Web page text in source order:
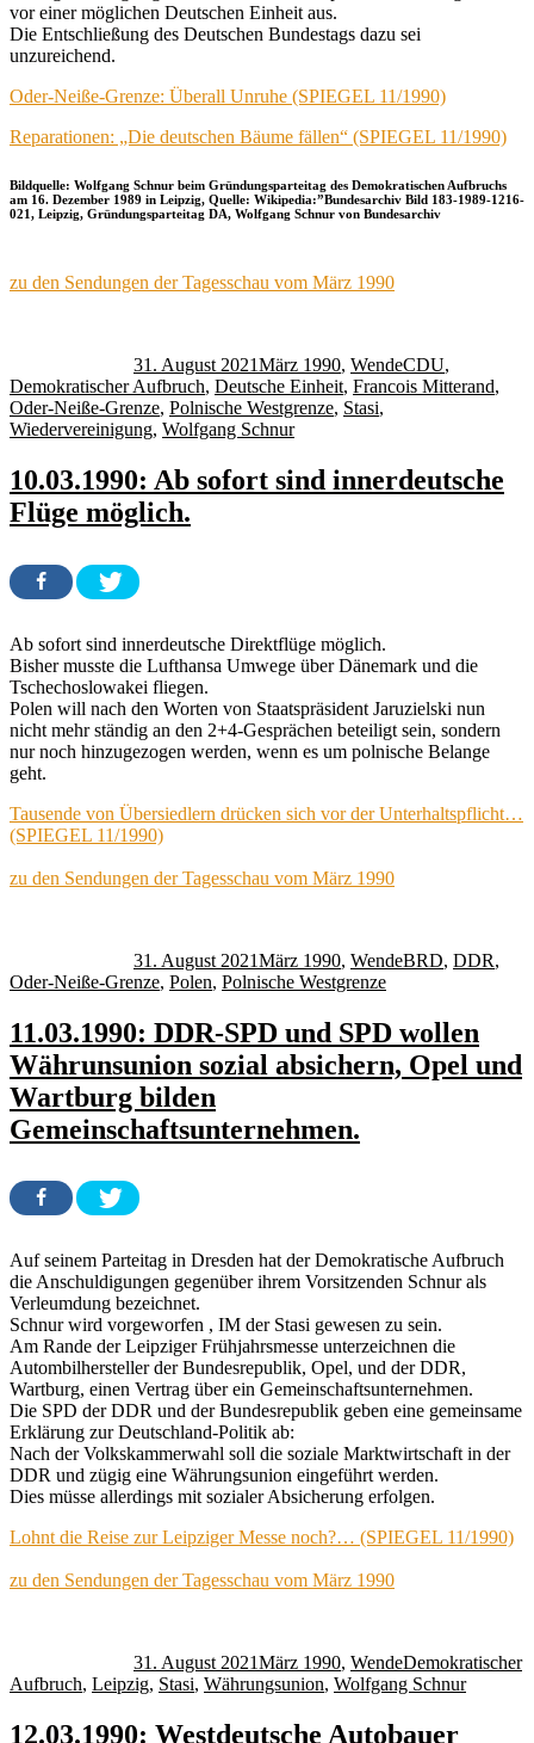
vor einer möglichen Deutschen Einheit aus.
Die Entschließung des Deutschen Bundestags dazu sei
unzureichend.
Oder-Neiße-Grenze: Überall Unruhe (SPIEGEL 11/1990)
Reparationen: „Die deutschen Bäume fällen“ (SPIEGEL 11/1990)
Bildquelle: Wolfgang Schnur beim Gründungsparteitag des Demokratischen Aufbruchs
am 16. Dezember 1989 in Leipzig, Quelle: Wikipedia:”Bundesarchiv Bild 183-1989-1216-
021, Leipzig, Gründungsparteitag DA, Wolfgang Schnur von Bundesarchiv
zu den Sendungen der Tagesschau vom März 1990
31. August 2021März 1990, WendeCDU,
Demokratischer Aufbruch, Deutsche Einheit, Francois Mitterand,
Oder-Neiße-Grenze, Polnische Westgrenze, Stasi,
Wiedervereinigung, Wolfgang Schnur
10.03.1990: Ab sofort sind innerdeutsche
Flüge möglich.
Ab sofort sind innerdeutsche Direktflüge möglich.
Bisher musste die Lufthansa Umwege über Dänemark und die
Tschechoslowakei fliegen.
Polen will nach den Worten von Staatspräsident Jaruzielski nun
nicht mehr ständig an den 2+4-Gesprächen beteiligt sein, sondern
nur noch hinzugezogen werden, wenn es um polnische Belange
geht.
Tausende von Übersiedlern drücken sich vor der Unterhaltspflicht…
(SPIEGEL 11/1990)
zu den Sendungen der Tagesschau vom März 1990
31. August 2021März 1990, WendeBRD, DDR,
Oder-Neiße-Grenze, Polen, Polnische Westgrenze
11.03.1990: DDR-SPD und SPD wollen
Währunsunion sozial absichern, Opel und
Wartburg bilden
Gemeinschaftsunternehmen.
Auf seinem Parteitag in Dresden hat der Demokratische Aufbruch
die Anschuldigungen gegenüber ihrem Vorsitzenden Schnur als
Verleumdung bezeichnet.
Schnur wird vorgeworfen , IM der Stasi gewesen zu sein.
Am Rande der Leipziger Frühjahrsmesse unterzeichnen die
Autombilhersteller der Bundesrepublik, Opel, und der DDR,
Wartburg, einen Vertrag über ein Gemeinschaftsunternehmen.
Die SPD der DDR und der Bundesrepublik geben eine gemeinsame
Erklärung zur Deutschland-Politik ab:
Nach der Volkskammerwahl soll die soziale Marktwirtschaft in der
DDR und zügig eine Währungsunion eingeführt werden.
Dies müsse allerdings mit sozialer Absicherung erfolgen.
Lohnt die Reise zur Leipziger Messe noch?… (SPIEGEL 11/1990)
zu den Sendungen der Tagesschau vom März 1990
31. August 2021März 1990, WendeDemokratischer
Aufbruch, Leipzig, Stasi, Währungsunion, Wolfgang Schnur
12.03.1990: Westdeutsche Autobauer